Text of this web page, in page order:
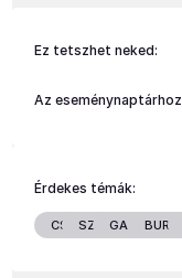
Ez tetszhet neked:
Az eseménynaptárhoz
Érdekes témák:
CSALÁDSZTÁROKGAZDASÁG